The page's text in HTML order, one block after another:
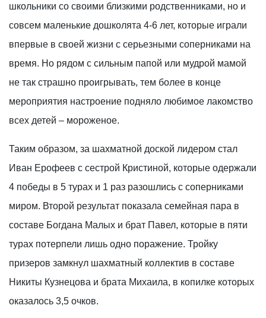
школьники со своими близкими родственниками, но и
совсем маленькие дошколята 4-6 лет, которые играли
впервые в своей жизни с серьезными соперниками на
время. Но рядом с сильным папой или мудрой мамой
не так страшно проигрывать, тем более в конце
мероприятия настроение подняло любимое лакомство
всех детей – мороженое.
Таким образом, за шахматной доской лидером стал
Иван Ерофеев с сестрой Кристиной, которые одержали
4 победы в 5 турах и 1 раз разошлись с соперниками
миром. Второй результат показала семейная пара в
составе Богдана Малых и брат Павел, которые в пяти
турах потерпели лишь одно поражение. Тройку
призеров замкнул шахматный коллектив в составе
Никиты Кузнецова и брата Михаила, в копилке которых
оказалось 3,5 очков.